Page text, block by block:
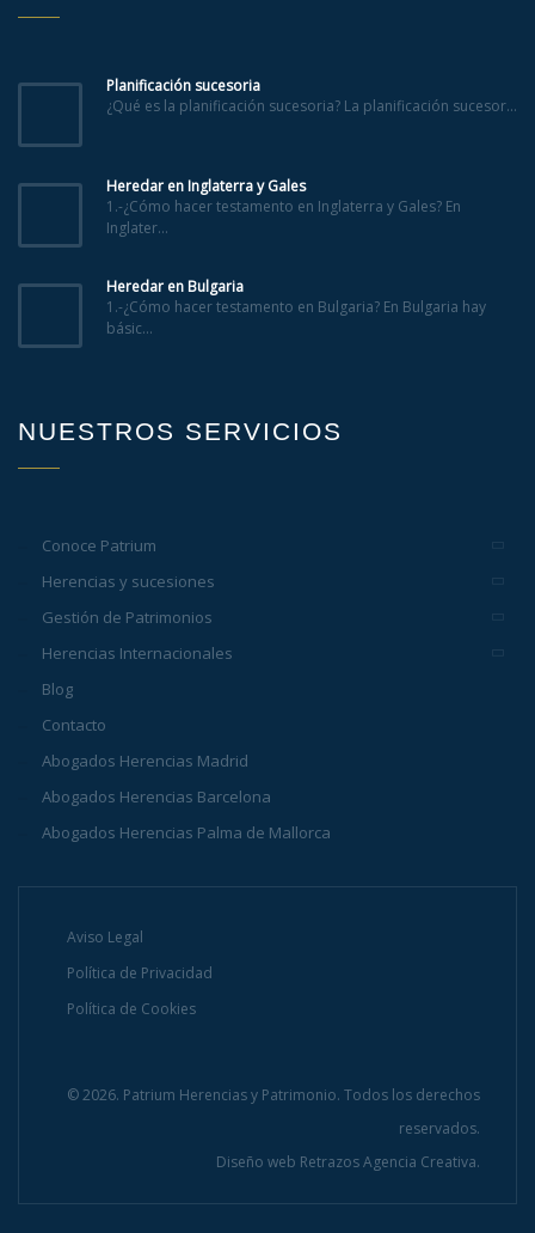
Planificación sucesoria
¿Qué es la planificación sucesoria? La planificación sucesor...
Heredar en Inglaterra y Gales
1.-¿Cómo hacer testamento en Inglaterra y Gales? En
Inglater...
Heredar en Bulgaria
1.-¿Cómo hacer testamento en Bulgaria? En Bulgaria hay
básic...
NUESTROS SERVICIOS
Conoce Patrium
Herencias y sucesiones
Gestión de Patrimonios
Herencias Internacionales
Blog
Contacto
Abogados Herencias Madrid
Abogados Herencias Barcelona
Abogados Herencias Palma de Mallorca
Aviso Legal
Política de Privacidad
Política de Cookies
© 2026. Patrium Herencias y Patrimonio. Todos los derechos
reservados.
Diseño web Retrazos Agencia Creativa.